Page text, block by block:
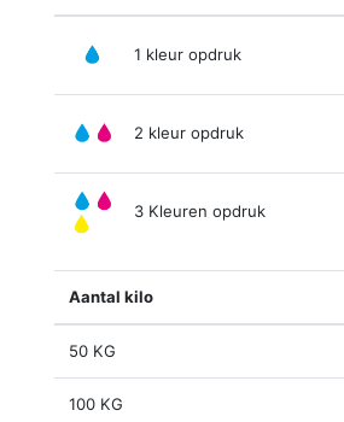
1 kleur opdruk
2 kleur opdruk
3 Kleuren opdruk
Aantal kilo
50 KG
100 KG